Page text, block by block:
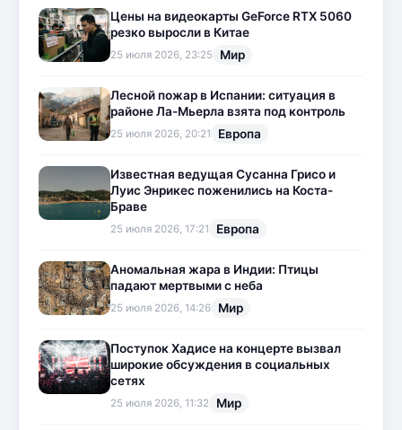
Цены на видеокарты GeForce RTX 5060
резко выросли в Китае
25 июля 2026, 23:25 Мир
Лесной пожар в Испании: ситуация в
районе Ла-Мьерла взята под контроль
25 июля 2026, 20:21 Европа
Известная ведущая Сусанна Грисо и
Луис Энрикес поженились на Коста-
Браве
25 июля 2026, 17:21 Европа
Аномальная жара в Индии: Птицы
падают мертвыми с неба
25 июля 2026, 14:26 Мир
Поступок Хадисе на концерте вызвал
широкие обсуждения в социальных
сетях
25 июля 2026, 11:32 Мир